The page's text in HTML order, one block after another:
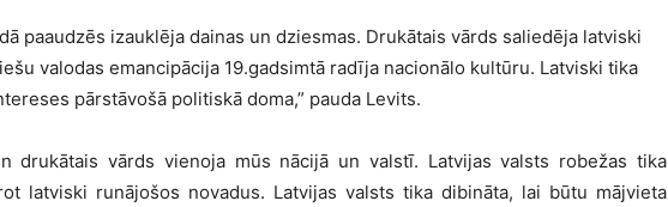
paaudzēs izauklēja dainas un dziesmas. Drukātais vārds saliedēja latviski
valodas emancipācija 19.gadsimtā radīja nacionālo kultūru. Latviski tika
pārstāvošā politiskā doma,” pauda Levits.
drukātais vārds vienoja mūs nācijā un valstī. Latvijas valsts robežas tika
latviski runājošos novadus. Latvijas valsts tika dibināta, lai būtu mājvieta